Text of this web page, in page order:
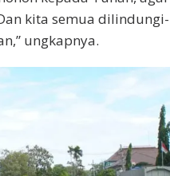
kita semua dilindungi-
ungkapnya.